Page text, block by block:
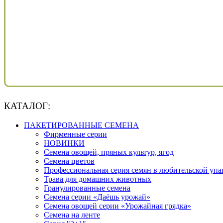
КАТАЛОГ:
ПАКЕТИРОВАННЫЕ СЕМЕНА
Фирменные серии
НОВИНКИ
Семена овощей, пряных культур, ягод
Семена цветов
Профессиональная серия семян в любительской
Трава для домашних животных
Гранулированные семена
Семена серии «Даёшь урожай»
Семена овощей серии «Урожайная грядка»
Семена на ленте